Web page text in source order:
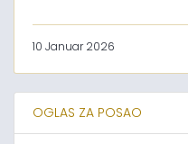
10 Januar 2026
OGLAS ZA POSAO